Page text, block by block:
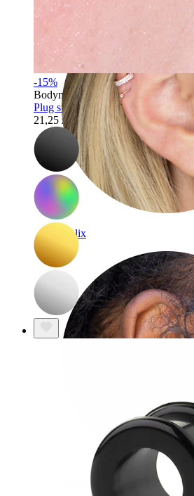
Helix
Tragus
-15%
Bodymod Essentials
Plug startowy w różnych rozmiarach
21,25 zł25,00 zł